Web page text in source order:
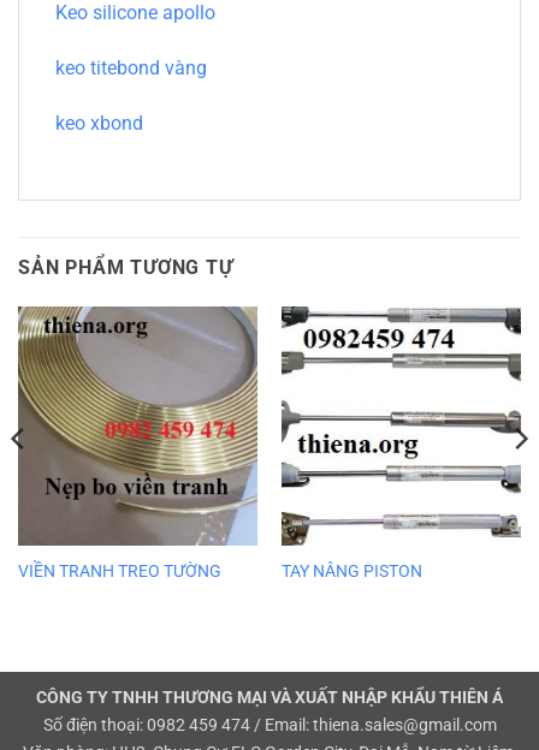
Keo silicone apollo
keo titebond vàng
keo xbond
SẢN PHẨM TƯƠNG TỰ
VIỀN TRANH TREO TƯỜNG TAY NÂNG PISTON
CÔNG TY TNHH THƯƠNG MẠI VÀ XUẤT NHẬP KHẨU THIÊN Á
Số điện thoại: 0982 459 474 / Email: thiena.sales@gmail.com